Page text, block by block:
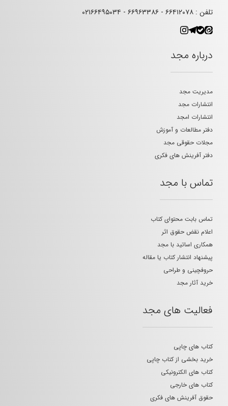
تلفن : ۶۶۴۱۲۰۷۸ - ۶۶۹۶۳۳۸۶ - ۰۲۱۶۶۴۹۵۰۳۴
درباره مجد
مدیریت مجد
انتشارات مجد
انتشارات امجد
دفتر مطالعات و آموزش
مجلات حقوقی مجد
دفتر آفرینش های فکری
تماس با مجد
تماس بابت محتوای کتاب
اعلام نقض حقوق اثر
همکاری اساتید با مجد
پیشنهاد انتشار کتاب یا مقاله
حروفچینی و طراحی
خرید آثار مجد
فعالیت های مجد
کتاب های چاپی
خرید بخشی از کتاب چاپی
کتاب های الکترونیکی
کتاب های خارجی
حقوق آفرینش های فکری